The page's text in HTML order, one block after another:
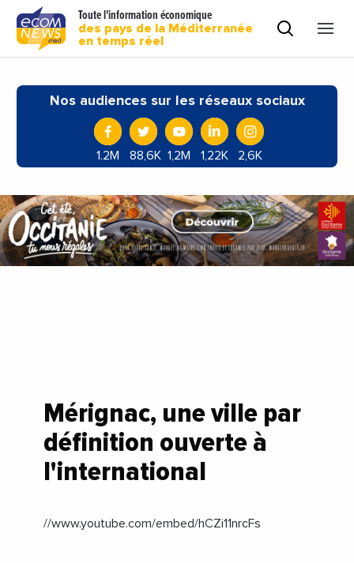
Toute l'information économique
des pays de la Méditerranée
en temps réel
Nos audiences sur les réseaux sociaux
1.2M 88,6K 1,2M 1,22K 2,6K
Mérignac, une ville par
définition ouverte à
l'international
//www.youtube.com/embed/hCZi11nrcFs